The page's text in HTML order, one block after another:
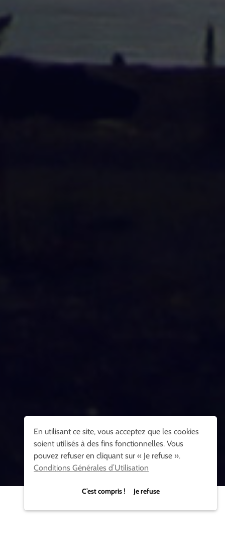
En utilisant ce site, vous acceptez que les cookies
soient utilisés à des fins fonctionnelles. Vous
pouvez refuser en cliquant sur « Je refuse ».
Conditions Générales d’Utilisation
C’est compris ! Je refuse